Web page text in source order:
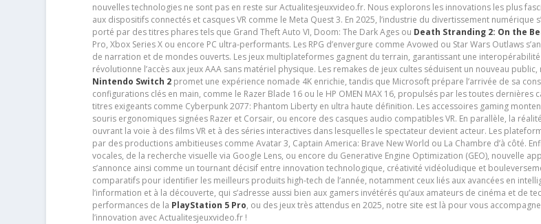
nouvelles technologies ne sont pas en reste sur Actualitesjeuxvideo.fr. Nous explorons les innovations les plus
aux dispositifs connectés et casques VR comme le Meta Quest 3. En 2025, l’industrie du divertissement
porté par des titres phares tels que Grand Theft Auto VI, Doom: The Dark Ages ou Death Stranding 2: On the
Pro, Xbox Series X ou encore PC ultra-performants. Les RPG d’envergure comme Avowed ou Star Wars Outlaws
de narration et de mondes ouverts. Les jeux multiplateformes gagnent du terrain, garantissant une
révolutionne l’accès aux jeux AAA sans matériel physique. Les remakes de jeux cultes séduisent un nouveau
Nintendo Switch 2promet une expérience nomade 4K enrichie, tandis que Microsoft prépare l’arrivée de sa
configurations clés en main, comme le Razer Blade 16 ou le HP OMEN MAX 16, propulsés par les toutes
titres exigeants comme Cyberpunk 2077: Phantom Liberty en ultra haute définition. Les accessoires gaming
souris ergonomiques signées Razer et Corsair, ou encore des casques audio compatibles VR. En parallèle, la
ouvrant la voie à des films VR et à des séries interactives dans lesquelles le spectateur devient acteur. Les
par des productions ambitieuses comme Avatar 3, Captain America: Brave New World ou La Chambre d’à côté.
vocales, de la recherche visuelle via Google Lens, ou encore du Generative Engine Optimization (GEO), nouvelle
s’annonce ainsi comme un tournant décisif entre innovation technologique, créativité vidéoludique et
comparatifs pour identifier les meilleurs produits high-tech de l’année, notamment ceux liés aux avancées en
l’information et à la découverte, qui s’adresse aussi bien aux gamers invétérés qu’aux amateurs de cinéma et
performances de la PlayStation 5 Pro, ou des jeux très attendus en 2025, notre site est là pour vous
l’innovation avec Actualitesjeuxvideo.fr !